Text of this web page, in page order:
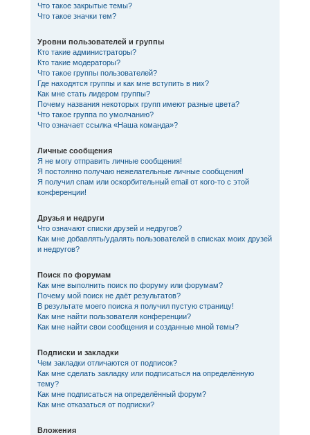
Что такое закрытые темы?
Что такое значки тем?
Уровни пользователей и группы
Кто такие администраторы?
Кто такие модераторы?
Что такое группы пользователей?
Где находятся группы и как мне вступить в них?
Как мне стать лидером группы?
Почему названия некоторых групп имеют разные цвета?
Что такое группа по умолчанию?
Что означает ссылка «Наша команда»?
Личные сообщения
Я не могу отправить личные сообщения!
Я постоянно получаю нежелательные личные сообщения!
Я получил спам или оскорбительный email от кого-то с этой
конференции!
Друзья и недруги
Что означают списки друзей и недругов?
Как мне добавлять/удалять пользователей в списках моих друзей
и недругов?
Поиск по форумам
Как мне выполнить поиск по форуму или форумам?
Почему мой поиск не даёт результатов?
В результате моего поиска я получил пустую страницу!
Как мне найти пользователя конференции?
Как мне найти свои сообщения и созданные мной темы?
Подписки и закладки
Чем закладки отличаются от подписок?
Как мне сделать закладку или подписаться на определённую
тему?
Как мне подписаться на определённый форум?
Как мне отказаться от подписки?
Вложения